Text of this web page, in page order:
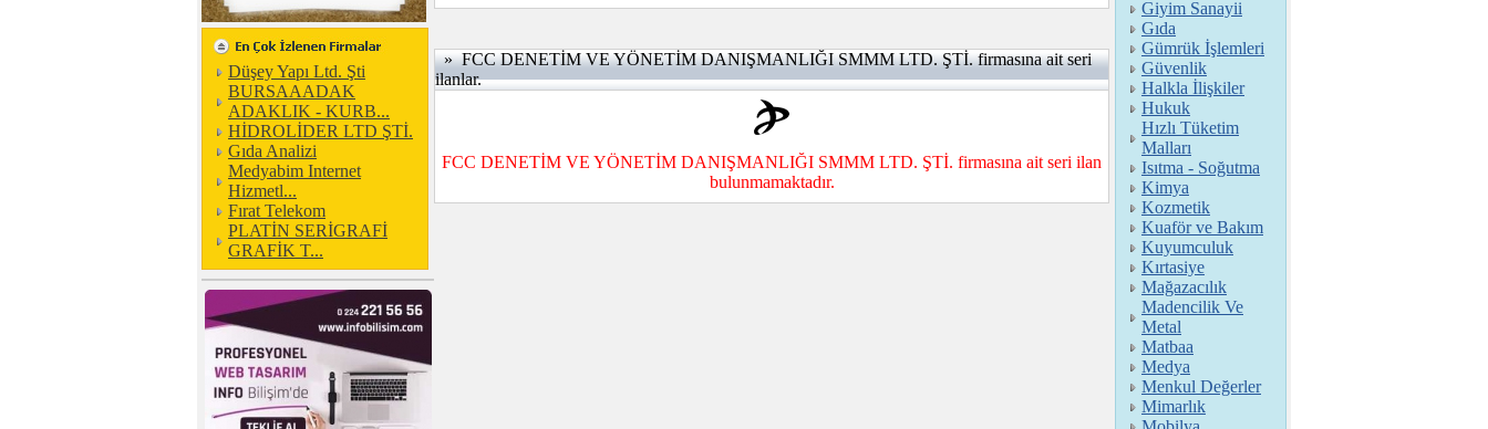
Düşey Yapı Ltd. Şti
BURSAAADAK
ADAKLIK - KURB...
HİDROLİDER LTD ŞTİ.
Gıda Analizi
Medyabim Internet
Hizmetl...
Fırat Telekom
PLATİN SERİGRAFİ
GRAFİK T...
» FCC DENETİM VE YÖNETİM DANIŞMANLIĞI SMMM LTD. ŞTİ. firmasına ait seri
ilanlar.
FCC DENETİM VE YÖNETİM DANIŞMANLIĞI SMMM LTD. ŞTİ. firmasına ait seri ilan
bulunmamaktadır.
Giyim Sanayii
Gıda
Gümrük İşlemleri
Güvenlik
Halkla İlişkiler
Hukuk
Hızlı Tüketim
Malları
Isıtma - Soğutma
Kimya
Kozmetik
Kuaför ve Bakım
Kuyumculuk
Kırtasiye
Mağazacılık
Madencilik Ve
Metal
Matbaa
Medya
Menkul Değerler
Mimarlık